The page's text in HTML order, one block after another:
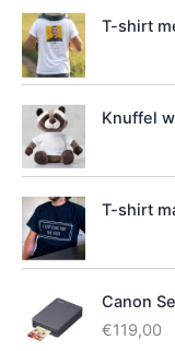
h
e
i
d
T-shirt
Knuffel
T-shirt
Canon
€119,00